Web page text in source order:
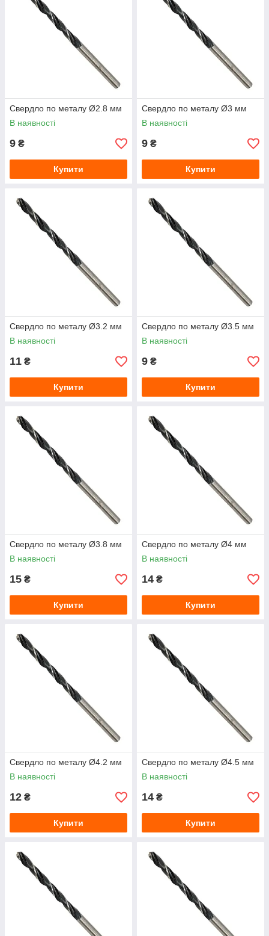
Свердло по металу Ø2.8 мм
В наявності
9 ₴
Купити
Свердло по металу Ø3 мм
В наявності
9 ₴
Купити
Свердло по металу Ø3.2 мм
В наявності
11 ₴
Купити
Свердло по металу Ø3.5 мм
В наявності
9 ₴
Купити
Свердло по металу Ø3.8 мм
В наявності
15 ₴
Купити
Свердло по металу Ø4 мм
В наявності
14 ₴
Купити
Свердло по металу Ø4.2 мм
В наявності
12 ₴
Купити
Свердло по металу Ø4.5 мм
В наявності
14 ₴
Купити